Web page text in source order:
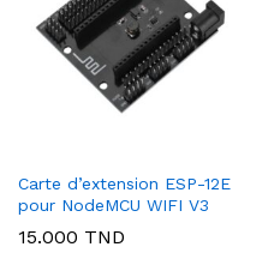
Carte d’extension ESP-12E
pour NodeMCU WIFI V3
15.000 TND